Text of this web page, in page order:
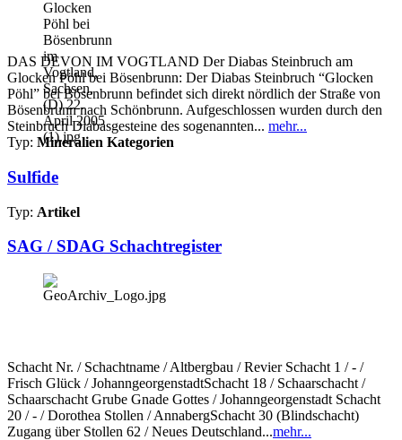
DAS DEVON IM VOGTLAND Der Diabas Steinbruch am
Glocken Pöhl bei Bösenbrunn: Der Diabas Steinbruch “Glocken
Pöhl” bei Bösenbrunn befindet sich direkt nördlich der Straße von
Bösenbrunn nach Schönbrunn. Aufgeschlossen wurden durch den
Steinbruch Diabasgesteine des sogenannten... mehr...
Typ: Mineralien Kategorien
Sulfide
Typ: Artikel
SAG / SDAG Schachtregister
Schacht Nr. / Schachtname / Altbergbau / Revier Schacht 1 / - /
Frisch Glück / JohanngeorgenstadtSchacht 18 / Schaarschacht /
Schaarschacht Grube Gnade Gottes / Johanngeorgenstadt Schacht
20 / - / Dorothea Stollen / AnnabergSchacht 30 (Blindschacht)
Zugang über Stollen 62 / Neues Deutschland...mehr...